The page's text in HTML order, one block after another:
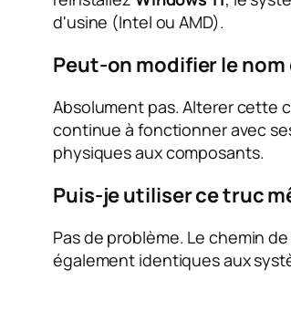
d'usine (Intel ou AMD).
Peut-on modifier le
Absolument pas. Alterer cette
continue à fonctionner avec
physiques aux composants.
Puis-je utiliser ce truc
Pas de problème. Le chemin de
également identiques aux